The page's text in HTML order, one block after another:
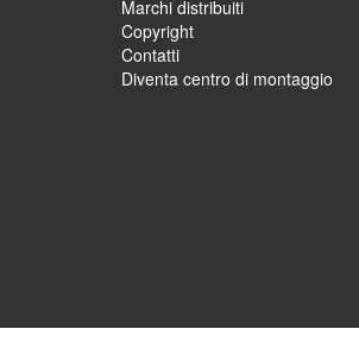
Marchi distribuiti
Copyright
Contatti
Diventa centro di montaggio